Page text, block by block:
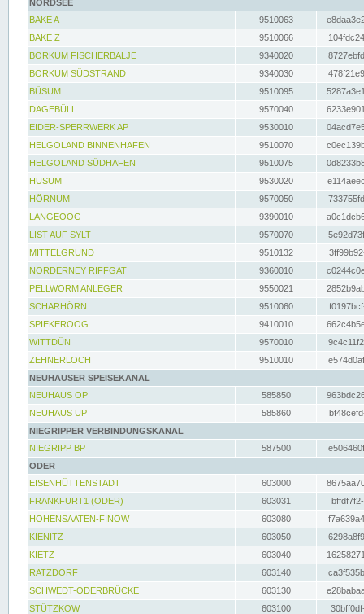
NORDSEE
BAKE A
9510063
BAKE Z
9510066
BORKUM FISCHERBALJE
9340020
BORKUM SÜDSTRAND
9340030
BÜSUM
9510095
DAGEBÜLL
9570040
EIDER-SPERRWERK AP
9530010
HELGOLAND BINNENHAFEN
9510070
HELGOLAND SÜDHAFEN
9510075
HUSUM
9530020
HÖRNUM
9570050
LANGEOOG
9390010
LIST AUF SYLT
9570070
MITTELGRUND
9510132
NORDERNEY RIFFGAT
9360010
PELLWORM ANLEGER
9550021
SCHARHÖRN
9510060
SPIEKEROOG
9410010
WITTDÜN
9570010
ZEHNERLOCH
9510010
NEUHAUSER SPEISEKANAL
NEUHAUS OP
585850
NEUHAUS UP
585860
NIEGRIPPER VERBINDUNGSKANAL
NIEGRIPP BP
587500
ODER
EISENHÜTTENSTADT
603000
FRANKFURT1 (ODER)
603031
HOHENSAATEN-FINOW
603080
KIENITZ
603050
KIETZ
603040
RATZDORF
603140
SCHWEDT-ODERBRÜCKE
603130
STÜTZKOW
603100